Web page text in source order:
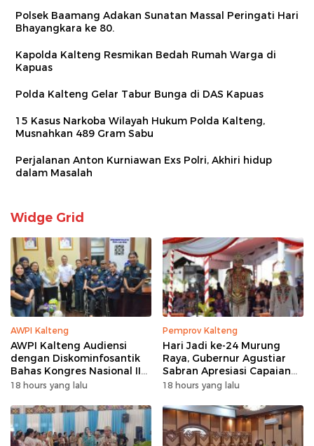
Polsek Baamang Adakan Sunatan Massal Peringati Hari
Bhayangkara ke 80.
Kapolda Kalteng Resmikan Bedah Rumah Warga di
Kapuas
Polda Kalteng Gelar Tabur Bunga di DAS Kapuas
15 Kasus Narkoba Wilayah Hukum Polda Kalteng,
Musnahkan 489 Gram Sabu
Perjalanan Anton Kurniawan Exs Polri, Akhiri hidup
dalam Masalah
Widge Grid
AWPI Kalteng
AWPI Kalteng Audiensi
dengan Diskominfosantik
Bahas Kongres Nasional II
AWPI
18 hours yang lalu
Pemprov Kalteng
Hari Jadi ke-24 Murung
Raya, Gubernur Agustiar
Sabran Apresiasi Capaian
Pembangunan
18 hours yang lalu